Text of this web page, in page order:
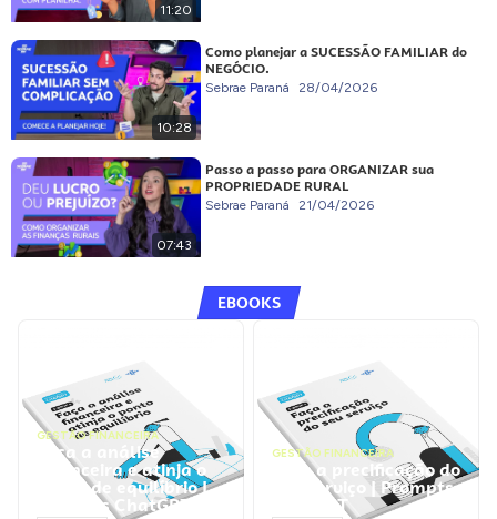
11:20
10:28
Como planejar a SUCESSÃO FAMILIAR do
NEGÓCIO.
Sebrae Paraná 28/04/2026
07:43
Passo a passo para ORGANIZAR sua
PROPRIEDADE RURAL
Sebrae Paraná 21/04/2026
EBOOKS
GESTÃO FINANCEIRA
Faça a análise
financeira e atinja o
ponto de equilíbrio |
Prompts ChatGPT
GESTÃO FINANCEIRA
Faça a precificação do
seu serviço | Prompts
ChatGPT